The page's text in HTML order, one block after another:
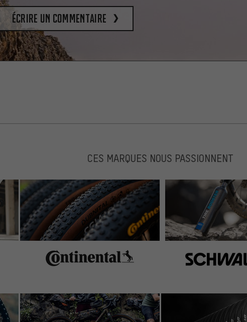
Écrire un commentaire
CES MARQUES NOUS PASSIONNENT